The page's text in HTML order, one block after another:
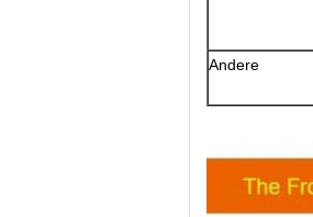
Andere